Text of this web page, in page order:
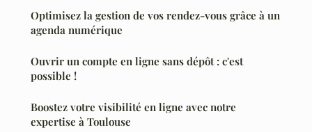
Optimisez la gestion de vos rendez-vous grâce à un
agenda numérique
Ouvrir un compte en ligne sans dépôt : c'est
possible !
Boostez votre visibilité en ligne avec notre
expertise à Toulouse